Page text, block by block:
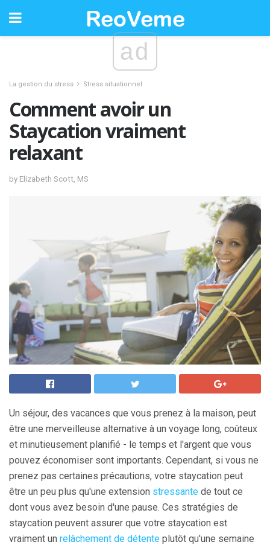
ad
La gestion du stress Stress situationnel
Comment avoir un
Staycation vraiment
relaxant
by Elizabeth Scott, MS
Un séjour, des vacances que vous prenez à la maison, peut
être une merveilleuse alternative à un voyage long, coûteux
et minutieusement planifié - le temps et l'argent que vous
pouvez économiser sont importants. Cependant, si vous ne
prenez pas certaines précautions, votre staycation peut
être un peu plus qu'une extension stressante de tout ce
dont vous avez besoin d'une pause. Ces stratégies de
staycation peuvent assurer que votre staycation est
vraiment un relâchement de détente plutôt qu'une semaine